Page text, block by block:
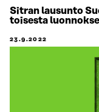
Sitran lausunto
toisesta
23.9.2022